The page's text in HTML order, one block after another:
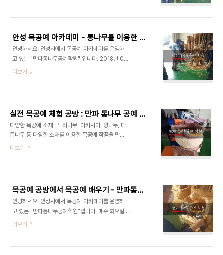
밴드 : http://band.us/#!/band/60647984
수 있습니다.매주 화요일 9:00 - 14:30에 목공예
공방에 방문해 무료 견학을 하실 수 있습니다. 출처 :
www.manpa21.com유튜브 강의 :
https://www.youtube.com/channel/UCpkKpsrHtmI8OnHbYKEV7uw
블로그 :
밴드 : http://band.us/#!/band/6..
안성 목공예 아카데미 - 통나무를 이용한 조각 및 다양한 통나무 작품 만들기(목공예 배우기,목공예공구, 목공예 공방, 목공용커터,안전조각,생활목공예)
안녕하세요. 안성시에서 목공예 아카데미를 운영하
고 있는 "만파통나무공예학원" 입니다. 2018년 08
월 21일 목공예 공방의 교육 현장 모습입니다. 날씨
요. 1. 느티나무 수직 장식대 목공예 목공예 소재 : 느
티나무 사용된 목공예 공구 : 홀스커터, 다용도커터,
전기톱 등 느티나무 원목(가지부분)을 이용한 통나무
작품 만들기 과정 입니다. 옛날 공예에 많이 사용된
3발 장식(가지)대를 연출하고 계십니다. 2. 느티나무
: 전기톱, 크랙커터, 샌딩휠 등 느티나무 원목을 이용
더보기
실전 목공예 체험 공방 : 만파 통나무 공예 공방에서 목공예 교육(생활목공예, 엔진톱공예, 뿌리공예, 나무조각, 통나무원목공예)
다양한 목공예 소재 : 느티나무, 아카시아, 향나무, 다
릅나무 등 다양한 소재를 이용한 목공예 작품을 만드
는 공방을 운영하는 "만파통나무공예학원"입니다.
www.manpa21.com 유튜브 강의 :
https://www.youtube.com/channel/UCpkKpsrHtmI8OnHbYKEV7uw
블로그 :
http://blog.naver.com/qkrruddlf88/220310504280
밴드 : http://band.us/#!/band/60647984 #
구 #목공 #목공DIY #조각 #목공체험 #목공교육 #
더보기
목공예 공방에서 목공예 배우기 - 만파통나무공예학원, 뿌리공예학원, 나무조각학원,목공예체험
안녕하세요. 안성시에서 목공예 아카데미를 운영하
고 있는 "만파통나무공예학원"입니다. 매주 화요일
9:00 - 16:30에서 목공예 공방에서 교육을 하고
더보기